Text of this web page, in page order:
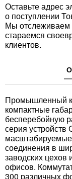
Оставьте адрес
о поступлении
Мы отслеживаем
стараемся
клиентов.
Промышленный
компактные
бесперебойную
серия устройств
соединения в
заводских
офисов.
300 различных